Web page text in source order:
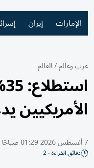
الإمارات إيران
عرب وعالم/العالم
الأمريكيين
7 أغسطس 2026 01:29 صباحًا
دقائق القراءة - 2